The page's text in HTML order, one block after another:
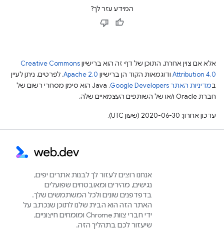
המידע עזר לך?
אלא אם צוין אחרת, התוכן של דף זה הוא ברישיוןCreative Commons
Attribution 4.0 ודוגמאות הקוד הן ברישיון Apache 2.0. לפרטים, ניתן לעיין
במדיניות האתר Google Developers‏
.‏ Java הוא סימן מסחרי רשום של
חברת Oracle ו/או של השותפים העצמאיים שלה.
עדכון אחרון: 2020-06-30 (שעון UTC).
אנחנו רוצים לעזור לך לבנות אתרים יפים,
נגישים, מהירים ומאובטחים שפועלים
בדפדפנים שונים ולכל המשתמשים שלך.
האתר הזה הוא הבית שלנו לתוכן שנכתב על
ידי חברי צוות Chrome ומומחים חיצוניים,
שיעזור לכם בתהליך הזה.